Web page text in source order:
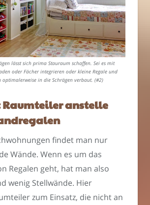
lässt sich prima Stauraum schaffen. Sei es mit
oder Fächer integrieren oder kleine Regale und
optimalerweise in die Schrägen verbaut. (#2)
Raumteiler anstelle
findet man nur
Wände. Wenn es um das
Regalen geht, hat man also
wenig Stellwände. Hier
zum Einsatz, die nicht an